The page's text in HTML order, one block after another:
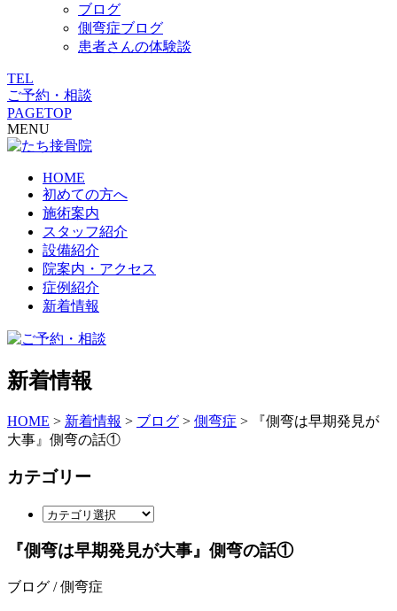
ブログ
側弯症ブログ
患者さんの体験談
TEL
ご予約・相談
PAGETOP
MENU
HOME
初めての方へ
施術案内
スタッフ紹介
設備紹介
院案内・アクセス
症例紹介
新着情報
新着情報
HOME > 新着情報 > ブログ > 側弯症 >
『側弯は早期発見が
大事』側弯の話①
カテゴリー
『側弯は早期発見が大事』側弯の話①
ブログ / 側弯症